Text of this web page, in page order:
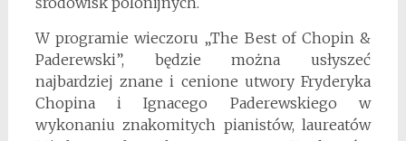
W programie wieczoru „The Best of Chopin &
Paderewski”, będzie można usłyszeć
najbardziej znane i cenione utwory Fryderyka
Chopina i Ignacego Paderewskiego w
wykonaniu znakomitych pianistów, laureatów